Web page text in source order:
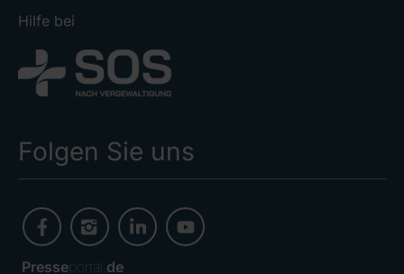
Hilfe bei
Folgen Sie uns
Presseportal. de